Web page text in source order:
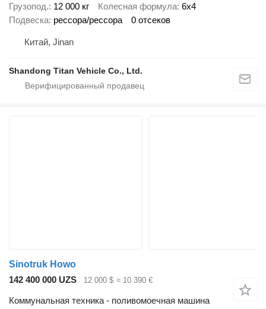
Грузопод. 12 000 кг Колесная формула 6x4
Подвеска рессора/рессора 0 отсеков
Китай, Jinan
Shandong Titan Vehicle Co., Ltd.
Sinotruk Howo
142 400 000 UZS
12 000 $ ≈ 10 390 €
Коммунальная техника - поливомоечная машина